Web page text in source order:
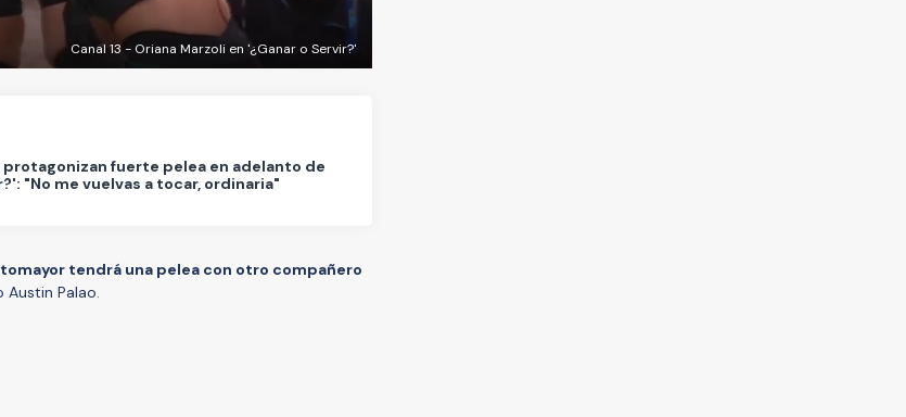
Canal 13 - Oriana Marzoli en '¿Ganar o Servir?'
protagonizan fuerte pelea en adelanto de
"No me vuelvas a tocar, ordinaria"
tendrá una pelea con otro compañero
Austin Palao.